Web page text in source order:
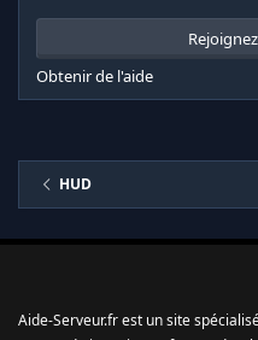
Obtenir de l'aide
HUD
Aide-Serveur.fr est un site